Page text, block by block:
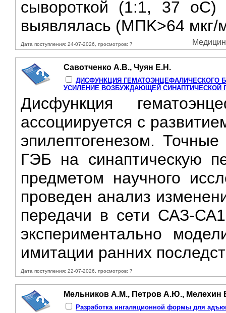
сывороткой (1:1, 37 oC)
выявлялась (MПK>64 мкг/
Дата поступления: 24-07-2026, просмотров: 7
Савотченко А.В., Чуян Е.Н.
ДИСФУНКЦИЯ ГЕМАТОЭНЦЕФАЛИЧЕСКОГО
УСИЛЕНИЕ ВОЗБУЖДАЮЩЕЙ СИНАПТИЧЕСКОЙ
Дисфункция
ассоциируется с
эпилептогенезом.
ГЭБ на синаптическую
предметом научного
проведен анализ
передачи в сети САЗ-
экспериментально
имитации ранних
Дата поступления: 22-07-2026, просмотров: 7
Мельников А.М., Петров А.Ю., Мелехин
Разработка ингаляционной формы для